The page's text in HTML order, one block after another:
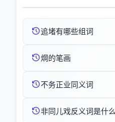
追堵有哪些组词
焵的笔画
不务正业同义词
非同儿戏反义词是什么